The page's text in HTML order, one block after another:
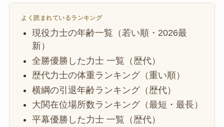
よく読まれているランキング
現役力士の年齢一覧（若い順・2026最
新）
全勝優勝した力士 一覧（歴代）
歴代力士の体重ランキング（重い順）
横綱の引退年齢ランキング（歴代）
大関在位場所数ランキング（最短・最長）
平幕優勝した力士 一覧（歴代）